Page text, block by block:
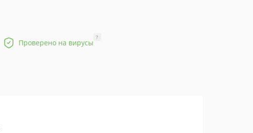
Проверено на вирусы
?